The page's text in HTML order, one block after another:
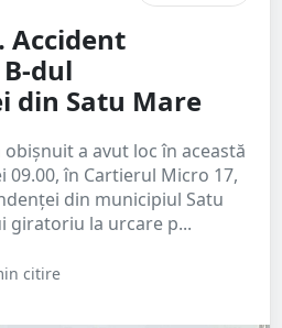
Accident
dul
din Satu Mare
a avut loc în această
în Cartierul Micro 17,
din municipiul Satu
giratoriu la urcare p...
citire